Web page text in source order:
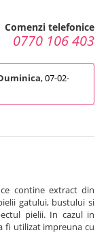
Comenzi telefonice
0770 106 403
, 07-02-
contine extract din
gatului, bustului si
pielii. In cazul in
fi utilizat impreuna cu